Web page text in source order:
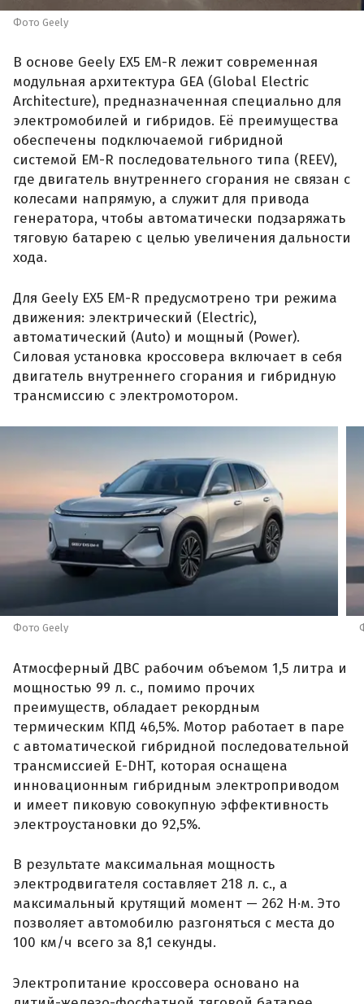
Фото Geely
В основе Geely EX5 EM-R лежит современная
модульная архитектура GEA (Global Electric
Architecture), предназначенная специально для
электромобилей и гибридов. Её преимущества
обеспечены подключаемой гибридной
системой EM-R последовательного типа (REEV),
где двигатель внутреннего сгорания не связан с
колесами напрямую, а служит для привода
генератора, чтобы автоматически подзаряжать
тяговую батарею с целью увеличения дальности
хода.
Для Geely EX5 EM-R предусмотрено три режима
движения: электрический (Electric),
автоматический (Auto) и мощный (Power).
Силовая установка кроссовера включает в себя
двигатель внутреннего сгорания и гибридную
трансмиссию с электромотором.
Фото Geely
Атмосферный ДВС рабочим объемом 1,5 литра и
мощностью 99 л. с., помимо прочих
преимуществ, обладает рекордным
термическим КПД 46,5%. Мотор работает в паре
с автоматической гибридной последовательной
трансмиссией E-DHT, которая оснащена
инновационным гибридным электроприводом
и имеет пиковую совокупную эффективность
электроустановки до 92,5%.
В результате максимальная мощность
электродвигателя составляет 218 л. с., а
максимальный крутящий момент — 262 Н·м. Это
позволяет автомобилю разгоняться с места до
100 км/ч всего за 8,1 секунды.
Электропитание кроссовера основано на